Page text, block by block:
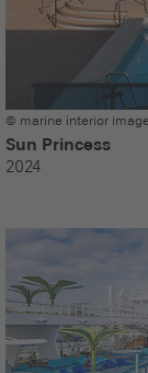
© marine interior
Sun Princess
2024